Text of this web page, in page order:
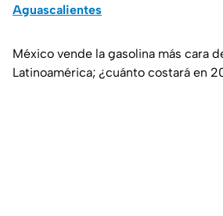
Aguascalientes
México vende la gasolina más cara
Latinoamérica; ¿cuánto costará en